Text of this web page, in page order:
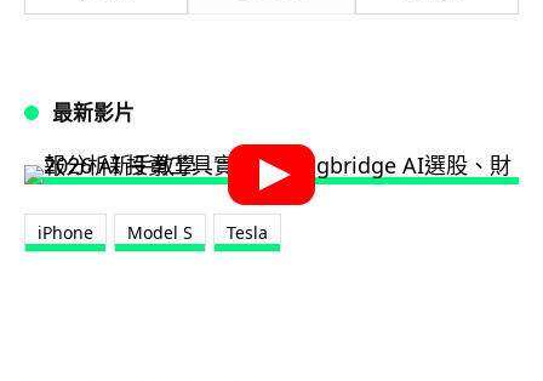
最新影片
iPhone Model S Tesla